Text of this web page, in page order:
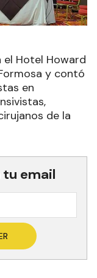
el Hotel Howard
y contó
en
de la
tu email